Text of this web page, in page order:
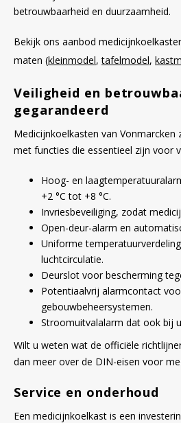
betrouwbaarheid en duurzaamheid.
Bekijk ons aanbod
maten (kleinmodel,tafelmodel,
Veiligheid en
gegarandeerd
Medicijnkoelkasten van
met functies die essentieel zijn voor
Hoog- en
+2 °C tot +8 °C.
Invriesbeveiliging, zodat
Open-deur-alarm en
Uniforme
luchtcirculatie.
Deurslot voor bescherming
Potentiaalvrij alarmcontact
gebouwbeheersystemen.
Stroomuitvalalarm dat ook bij
Wilt u weten wat de officiële
dan meer over de DIN-eisen voor
Service en onderhoud
Een medicijnkoelkast is een